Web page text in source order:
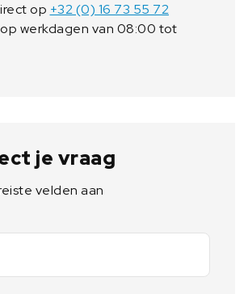
op +32 (0) 16 73 55 72
werkdagen van 08:00 tot
je vraag
velden aan